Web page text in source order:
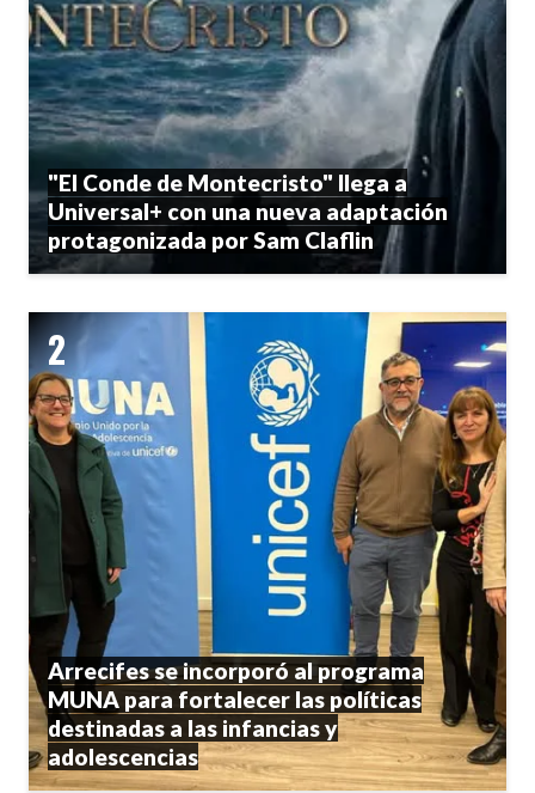
"El Conde de Montecristo" llega a
Universal+ con una nueva adaptación
protagonizada por Sam Claflin
Arrecifes se incorporó al programa
MUNA para fortalecer las políticas
destinadas a las infancias y
adolescencias